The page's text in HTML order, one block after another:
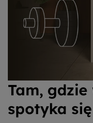
Tam,
spotyka